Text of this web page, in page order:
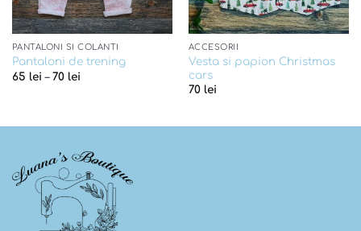
PANTALONI SI COLANTI
Pantaloni de trening
65 lei – 70 lei
ACCESORII
Vesta si papion Christmas
cars
70 lei